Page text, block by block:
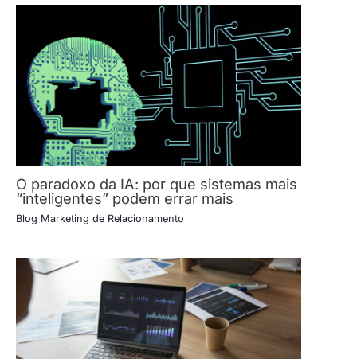
O paradoxo da IA: por que sistemas mais
“inteligentes” podem errar mais
Blog Marketing de Relacionamento